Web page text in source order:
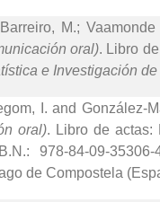
M.;
oral). Libro
e Investigación
I. and González-
oral). Libro de actas:
978-84-09-
de Compostela